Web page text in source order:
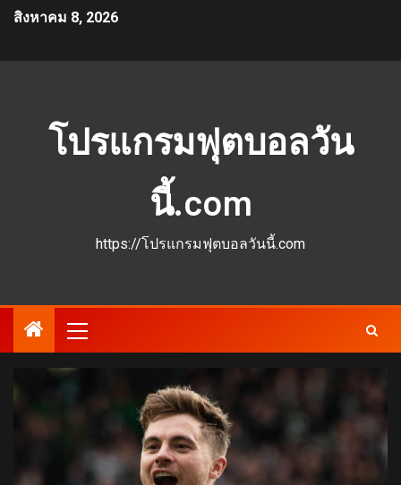
สิงหาคม 8, 2026
โปรแกรมฟุตบอลวัน
นี้.com
https://โปรแกรมฟุตบอลวันนี้.com